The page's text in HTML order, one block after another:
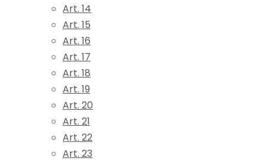
Art. 14
Art. 15
Art. 16
Art. 17
Art. 18
Art. 19
Art. 20
Art. 21
Art. 22
Art. 23